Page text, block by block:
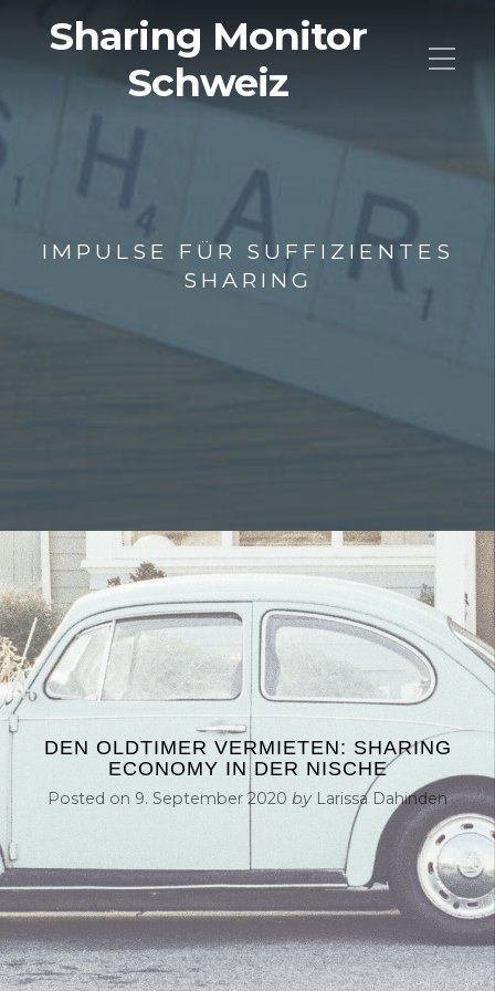
Sharing Monitor
Schweiz
IMPULSE FÜR SUFFIZIENTES
SHARING
DEN OLDTIMER VERMIETEN: SHARING
ECONOMY IN DER NISCHE
Posted on 9. September 2020 by Larissa Dahinden